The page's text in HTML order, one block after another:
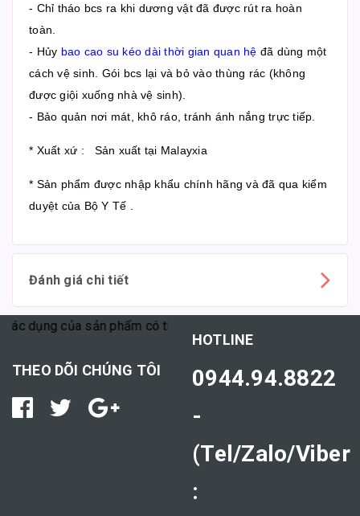
- Chỉ tháo bcs ra khi dương vật đã được rút ra hoàn
toàn.
- Hủy bao cao su kéo dài thời gian quan hệ đã dùng một
cách vệ sinh. Gói bcs lại và bỏ vào thùng rác (không
được giội xuống nhà vệ sinh).
- Bảo quản nơi mát, khô ráo, tránh ánh nắng trực tiếp.
* Xuất xứ : Sản xuất tại Malayxia
* Sản phẩm được nhập khẩu chính hãng và đã qua kiểm
duyệt của Bộ Y Tế .
Đánh giá chi tiết
dụng của sản phẩm có thể tùy thuộc vào cơ địa mỗi người."
THEO DÕI CHÚNG TÔI
HOTLINE
0944.94.8822
-
(Tel/Zalo/Viber
: